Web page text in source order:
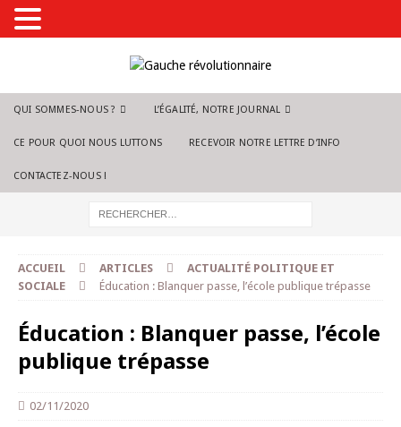
QUI SOMMES-NOUS ? L’ÉGALITÉ, NOTRE JOURNAL
CE POUR QUOI NOUS LUTTONS RECEVOIR NOTRE LETTRE D’INFO
CONTACTEZ-NOUS !
ACCUEIL ARTICLES
ACTUALITÉ POLITIQUE ET
SOCIALE
Éducation : Blanquer passe, l’école publique trépasse
Éducation : Blanquer passe, l’école
publique trépasse
02/11/2020